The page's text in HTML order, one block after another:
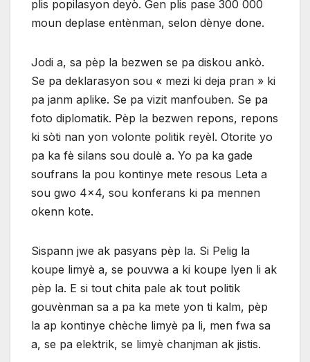
plis popilasyon deyò. Gen plis pase 300 000
moun deplase entènman, selon dènye done.
Jodi a, sa pèp la bezwen se pa diskou ankò.
Se pa deklarasyon sou « mezi ki deja pran » ki
pa janm aplike. Se pa vizit manfouben. Se pa
foto diplomatik. Pèp la bezwen repons, repons
ki sòti nan yon volonte politik reyèl. Otorite yo
pa ka fè silans sou doulè a. Yo pa ka gade
soufrans la pou kontinye mete resous Leta a
sou gwo 4×4, sou konferans ki pa mennen
okenn kote.
Sispann jwe ak pasyans pèp la. Si Pelig la
koupe limyè a, se pouvwa a ki koupe lyen li ak
pèp la. E si tout chita pale ak tout politik
gouvènman sa a pa ka mete yon ti kalm, pèp
la ap kontinye chèche limyè pa li, men fwa sa
a, se pa elektrik, se limyè chanjman ak jistis.